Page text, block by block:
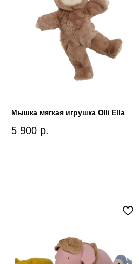
Мышка мягкая игрушка Olli Ella
5 900 р.